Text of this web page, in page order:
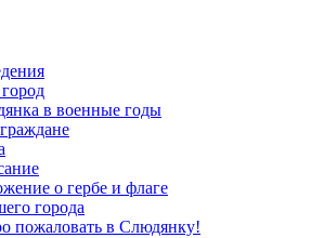
в военные годы
о гербе и флаге
города
пожаловать в Слюдянку!